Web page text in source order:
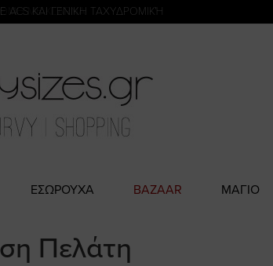
ΜΕ KLARNA
ΚΑΙ ΓΕΝΙΚΗ ΤΑΧΥΔΡΟΜΙΚΉ
ΕΣΩΡΟΥΧΑ BAZAAR ΜΑΓΙΟ
Πελάτη